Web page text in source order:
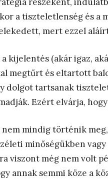
a tiszteletlenség és a
mert ezzel
a kijelentés (akár igaz,
megtűrt és eltartott
dolgot tartsanak
Ezért elvárja,
nem mindig történik
minőségükben
viszont még nem volt
annak semmi köze a